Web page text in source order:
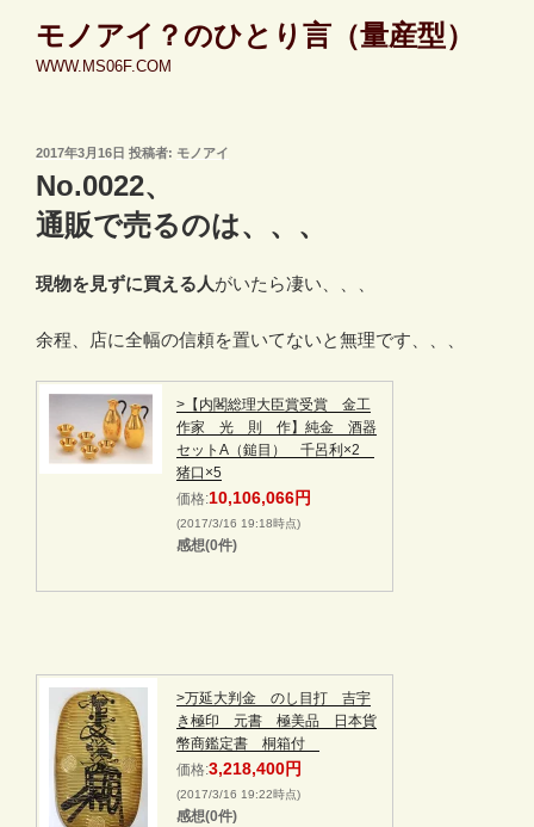
モノアイ？のひとり言（量産型）
WWW.MS06F.COM
投
稿
日:
2017年3月16日 投稿者: モノアイ
No.0022、
通販で売るのは、、、
現物を見ずに買える人がいたら凄い、、、
余程、店に全幅の信頼を置いてないと無理です、、、
>【内閣総理大臣賞受賞 金工
作家 光 則 作】純金 酒器
セットA（鎚目） 千呂利×2
猪口×5
価格:10,106,066円
(2017/3/16 19:18時点)
感想(0件)
>万延大判金 のし目打 吉宇
き極印 元書 極美品 日本貨
幣商鑑定書 桐箱付
価格:3,218,400円
(2017/3/16 19:22時点)
感想(0件)